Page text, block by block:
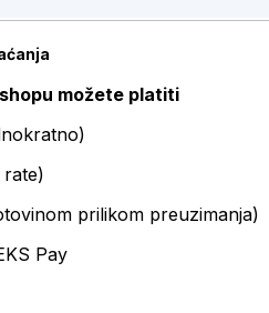
možete platiti
rate)
prilikom preuzimanja)
Pay